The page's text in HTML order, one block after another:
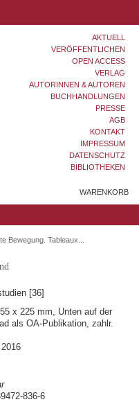
AKTUELL
VERÖFFENTLICHEN
OPEN ACCESS
VERLAG
AUTORINNEN & AUTOREN
BUCHHANDLUNGEN
PRESSE
AGB
KONTAKT
IMPRESSUM
DATENSCHUTZ
BIBLIOTHEKEN
WARENKORB
Bewegung. Tableaux...
[36]
x 225 mm, Unten auf der
als OA-Publikation, zahlr.
836-6